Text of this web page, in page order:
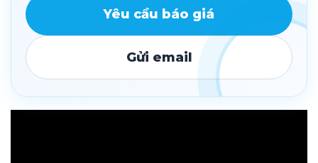
Yêu cầu báo giá
Gửi email